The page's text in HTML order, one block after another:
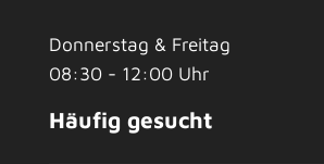
Donnerstag & Freitag
08:30 - 12:00 Uhr
Häufig gesucht